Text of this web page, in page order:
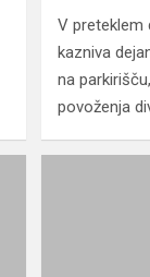
V preteklem
kazniva
na
povoženja